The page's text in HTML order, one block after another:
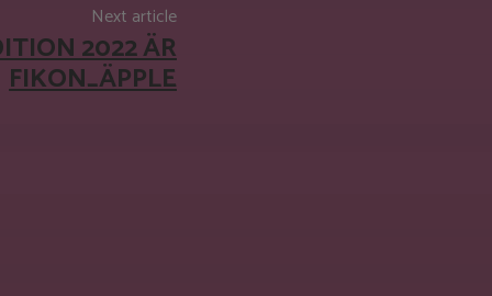
Next article
2022 ÄR
FIKON_ÄPPLE